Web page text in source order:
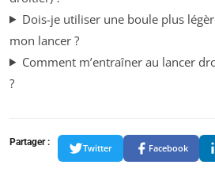
Dois-je utiliser une boule plus
mon lancer ?
Comment m’entraîner au lancer
?
Partager :
Twitter Facebook